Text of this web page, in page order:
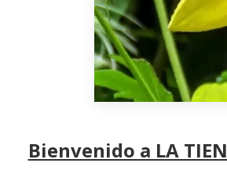
Bienvenido a LA